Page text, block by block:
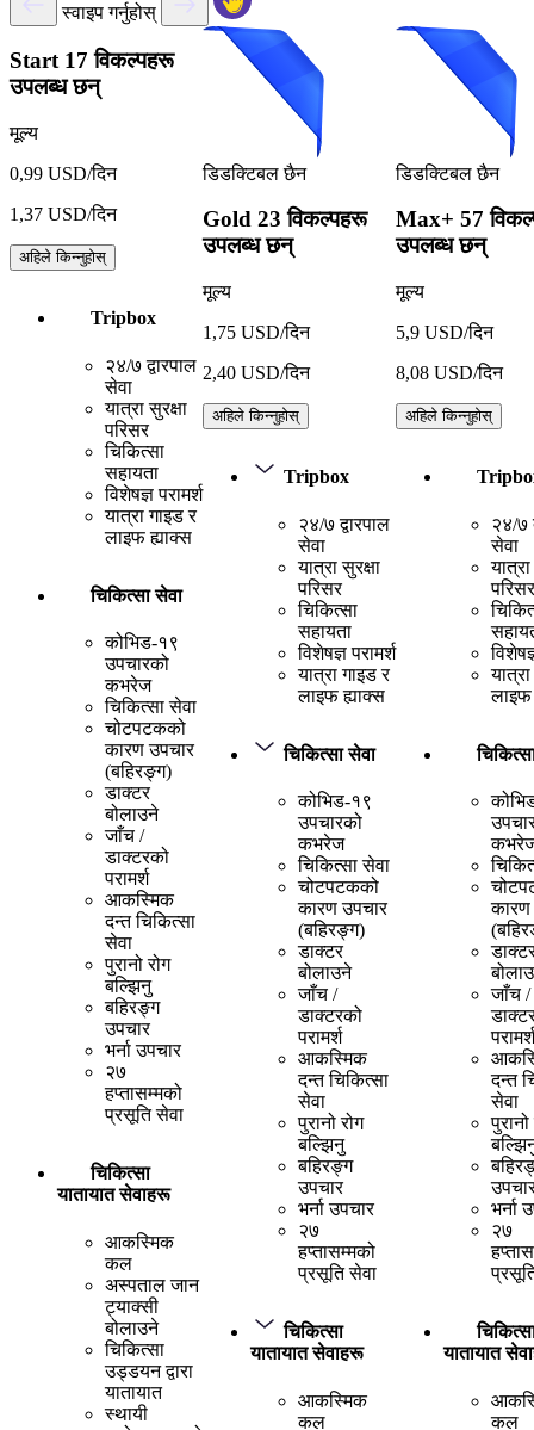
स्वाइप गर्नुहोस्
Start 17 विकल्पहरू
उपलब्ध छन्
मूल्य
0,99 USD/दिन
1,37 USD/दिन
अहिले किन्नुहोस्
Tripbox
२४/७ द्वारपाल
सेवा
यात्रा सुरक्षा
परिसर
चिकित्सा
सहायता
विशेषज्ञ परामर्श
यात्रा गाइड र
लाइफ ह्याक्स
चिकित्सा सेवा
कोभिड-१९
उपचारको
कभरेज
चिकित्सा सेवा
चोटपटकको
कारण उपचार
(बहिरङ्ग)
डाक्टर
बोलाउने
जाँच /
डाक्टरको
परामर्श
आकस्मिक
दन्त चिकित्सा
सेवा
पुरानो रोग
बल्झिनु
बहिरङ्ग
उपचार
भर्ना उपचार
२७
हप्तासम्मको
प्रसूति सेवा
चिकित्सा
यातायात सेवाहरू
आकस्मिक
कल
अस्पताल जान
ट्याक्सी
बोलाउने
चिकित्सा
उड्डयन द्वारा
यातायात
स्थायी
डिडक्टिबल छैन
Gold 23 विकल्पहरू
उपलब्ध छन्
मूल्य
1,75 USD/दिन
2,40 USD/दिन
अहिले किन्नुहोस्
Tripbox
२४/७ द्वारपाल
सेवा
यात्रा सुरक्षा
परिसर
चिकित्सा
सहायता
विशेषज्ञ परामर्श
यात्रा गाइड र
लाइफ ह्याक्स
चिकित्सा सेवा
कोभिड-१९
उपचारको
कभरेज
चिकित्सा सेवा
चोटपटकको
कारण उपचार
(बहिरङ्ग)
डाक्टर
बोलाउने
जाँच /
डाक्टरको
परामर्श
आकस्मिक
दन्त चिकित्सा
सेवा
पुरानो रोग
बल्झिनु
बहिरङ्ग
उपचार
भर्ना उपचार
२७
हप्तासम्मको
प्रसूति सेवा
चिकित्सा
यातायात सेवाहरू
आकस्मिक
कल
डिडक्टिबल छैन
Max+ 57
उपलब्ध छन्
मूल्य
5,9 USD/दिन
8,08 USD/दिन
अहिले किन्नुहोस्
२४/७
सेवा
परिसर
लाइफ
कारण
जाँच /
परामर्श
दन्त
सेवा
पुरानो
भर्ना
२७
यातायात
कल